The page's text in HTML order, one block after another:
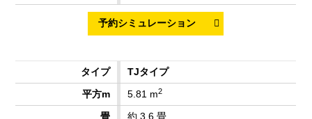
TJタイプ
5.81 m2
約 3.6 畳